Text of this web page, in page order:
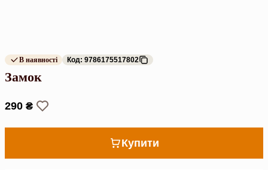
В наявності Код: 9786175517802
Замок
290 ₴
Купити